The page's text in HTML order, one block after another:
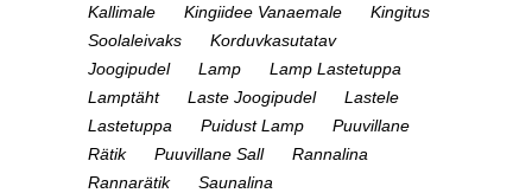
Kallimale
Kingiidee Vanaemale
Kingitus
Soolaleivaks
Korduvkasutatav
Joogipudel
Lamp
Lamp Lastetuppa
Lamptäht
Laste Joogipudel
Lastele
Lastetuppa
Puidust Lamp
Puuvillane
Rätik
Puuvillane Sall
Rannalina
Rannarätik
Saunalina